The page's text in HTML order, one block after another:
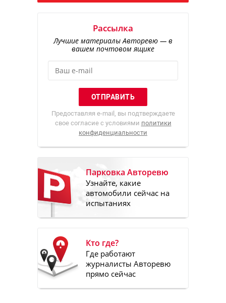
Рассылка
Лучшие материалы Авторевю — в
вашем почтовом ящике
Предоставляя e-mail, вы подтверждаете
свое согласие с условиями политики
конфиденциальности
Парковка Авторевю
Узнайте, какие
автомобили сейчас на
испытаниях
Кто где?
Где работают
журналисты Авторевю
прямо сейчас